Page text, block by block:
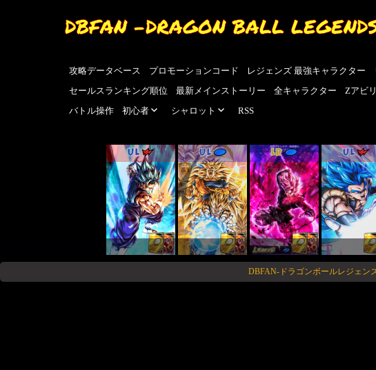
DBFAN -DRAGON BALL
攻略データベース プロモーションコード レジェンズ 最強キャラクター
セールスランキング順位
最新メインストーリー 全キャラクター Zアビ
バトル操作
初心者 シャロット RSS
UL UL LR UL
DBFAN-ドラゴンボールレジェン